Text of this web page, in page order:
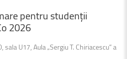
pentrustudenții
2026
U17, Aula „Sergiu T. Chiriacescu” a